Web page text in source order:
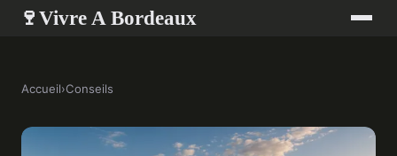
🍷Vivre A Bordeaux
Accueil›Conseils